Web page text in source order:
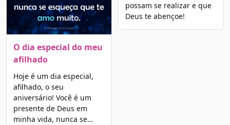
O dia especial do meu
afilhado
Hoje é um dia especial,
afilhado, o seu
aniversário! Você é um
presente de Deus em
minha vida, nunca se…
possam se realizar e que
Deus te abençoe!